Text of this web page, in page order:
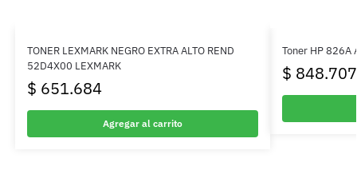
TONER LEXMARK NEGRO EXTRA ALTO REND
52D4X00 LEXMARK
$ 651.684
Agregar al carrito
Toner HP 826A
$ 848.707